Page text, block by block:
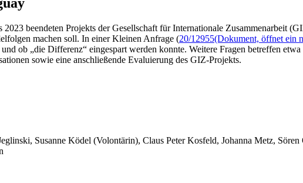
beendeten Projekts der Gesellschaft für Internationale Zusammenarbeit
machen soll. In einer Kleinen Anfrage (20/12955(Dokument, öffnet ein
ob „die Differenz“ eingespart werden konnte. Weitere Fragen betreffen
sowie eine anschließende Evaluierung des GIZ-Projekts.
Susanne Ködel (Volontärin), Claus Peter Kosfeld, Johanna Metz,